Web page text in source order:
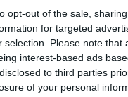
opt-out of the sale,
for targeted
selection. Please note
interest-based ads
to third parties
of your personal
unor